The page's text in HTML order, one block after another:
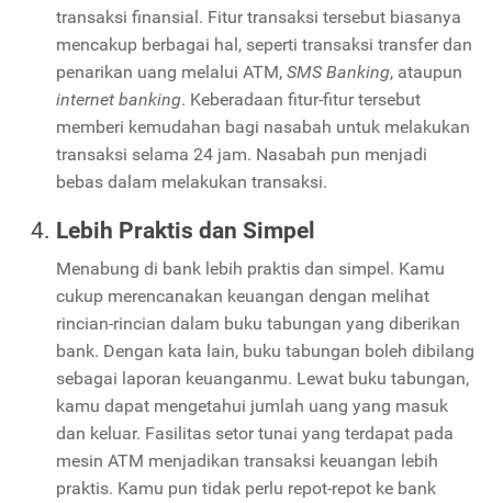
transaksi finansial. Fitur transaksi tersebut biasanya
mencakup berbagai hal, seperti transaksi transfer dan
penarikan uang melalui ATM, SMS Banking, ataupun
internet banking. Keberadaan fitur-fitur tersebut
memberi kemudahan bagi nasabah untuk melakukan
transaksi selama 24 jam. Nasabah pun menjadi
bebas dalam melakukan transaksi.
Lebih Praktis dan Simpel
Menabung di bank lebih praktis dan simpel. Kamu
cukup merencanakan keuangan dengan melihat
rincian-rincian dalam buku tabungan yang diberikan
bank. Dengan kata lain, buku tabungan boleh dibilang
sebagai laporan keuanganmu. Lewat buku tabungan,
kamu dapat mengetahui jumlah uang yang masuk
dan keluar. Fasilitas setor tunai yang terdapat pada
mesin ATM menjadikan transaksi keuangan lebih
praktis. Kamu pun tidak perlu repot-repot ke bank